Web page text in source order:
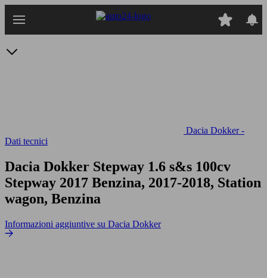
Dacia Dokker -
Dati tecnici
Dacia Dokker Stepway 1.6 s&s 100cv
Stepway 2017 Benzina, 2017-2018, Station
wagon, Benzina
Informazioni aggiuntive su Dacia Dokker